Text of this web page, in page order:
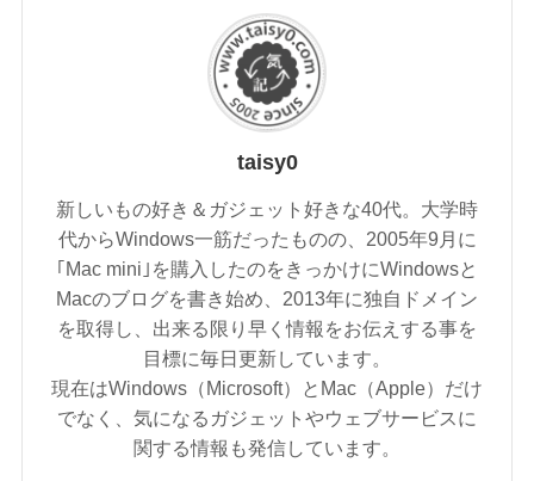
taisy0
新しいもの好き＆ガジェット好きな40代。大学時
代からWindows一筋だったものの、2005年9月に
｢Mac mini｣を購入したのをきっかけにWindowsと
Macのブログを書き始め、2013年に独自ドメイン
を取得し、出来る限り早く情報をお伝えする事を
目標に毎日更新しています。
現在はWindows（Microsoft）とMac（Apple）だけ
でなく、気になるガジェットやウェブサービスに
関する情報も発信しています。